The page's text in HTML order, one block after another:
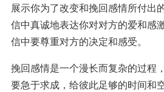
展示你为了改变和挽回感情所付出
信中真诚地表达你对对方的爱和感
信中要尊重对方的决定和感受。
挽回感情是一个漫长而复杂的过程
要急于求成，给彼此足够的时间和